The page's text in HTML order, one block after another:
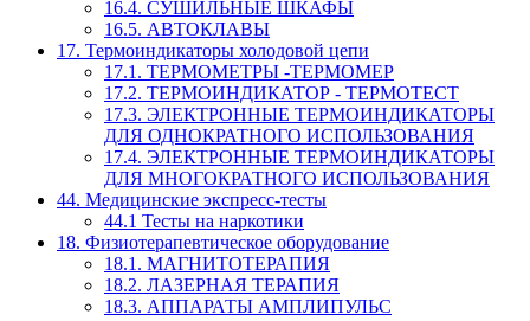
16.4. СУШИЛЬНЫЕ ШКАФЫ
16.5. АВТОКЛАВЫ
17. Термоиндикаторы холодовой цепи
17.1. ТЕРМОМЕТРЫ -ТЕРМОМЕР
17.2. ТЕРМОИНДИКАТОР - ТЕРМОТЕСТ
17.3. ЭЛЕКТРОННЫЕ ТЕРМОИНДИКАТОРЫ
ДЛЯ ОДНОКРАТНОГО ИСПОЛЬЗОВАНИЯ
17.4. ЭЛЕКТРОННЫЕ ТЕРМОИНДИКАТОРЫ
ДЛЯ МНОГОКРАТНОГО ИСПОЛЬЗОВАНИЯ
44. Медицинские экспресс-тесты
44.1 Тесты на наркотики
18. Физиотерапевтическое оборудование
18.1. МАГНИТОТЕРАПИЯ
18.2. ЛАЗЕРНАЯ ТЕРАПИЯ
18.3. АППАРАТЫ АМПЛИПУЛЬС